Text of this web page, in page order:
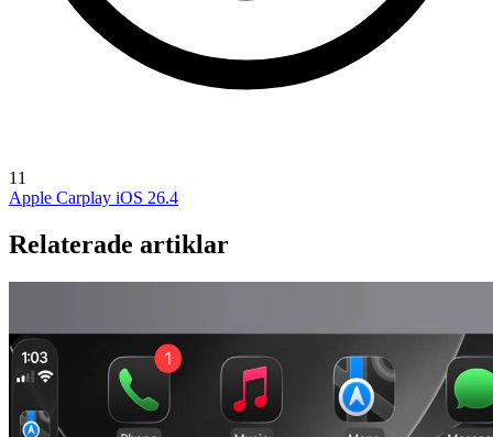
11
Apple Carplay iOS 26.4
Relaterade artiklar